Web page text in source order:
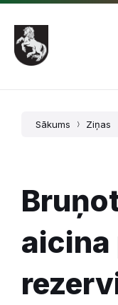
Pāriet
saturu
Skip
main
navigation
Skip
footer
Sākums Ziņas